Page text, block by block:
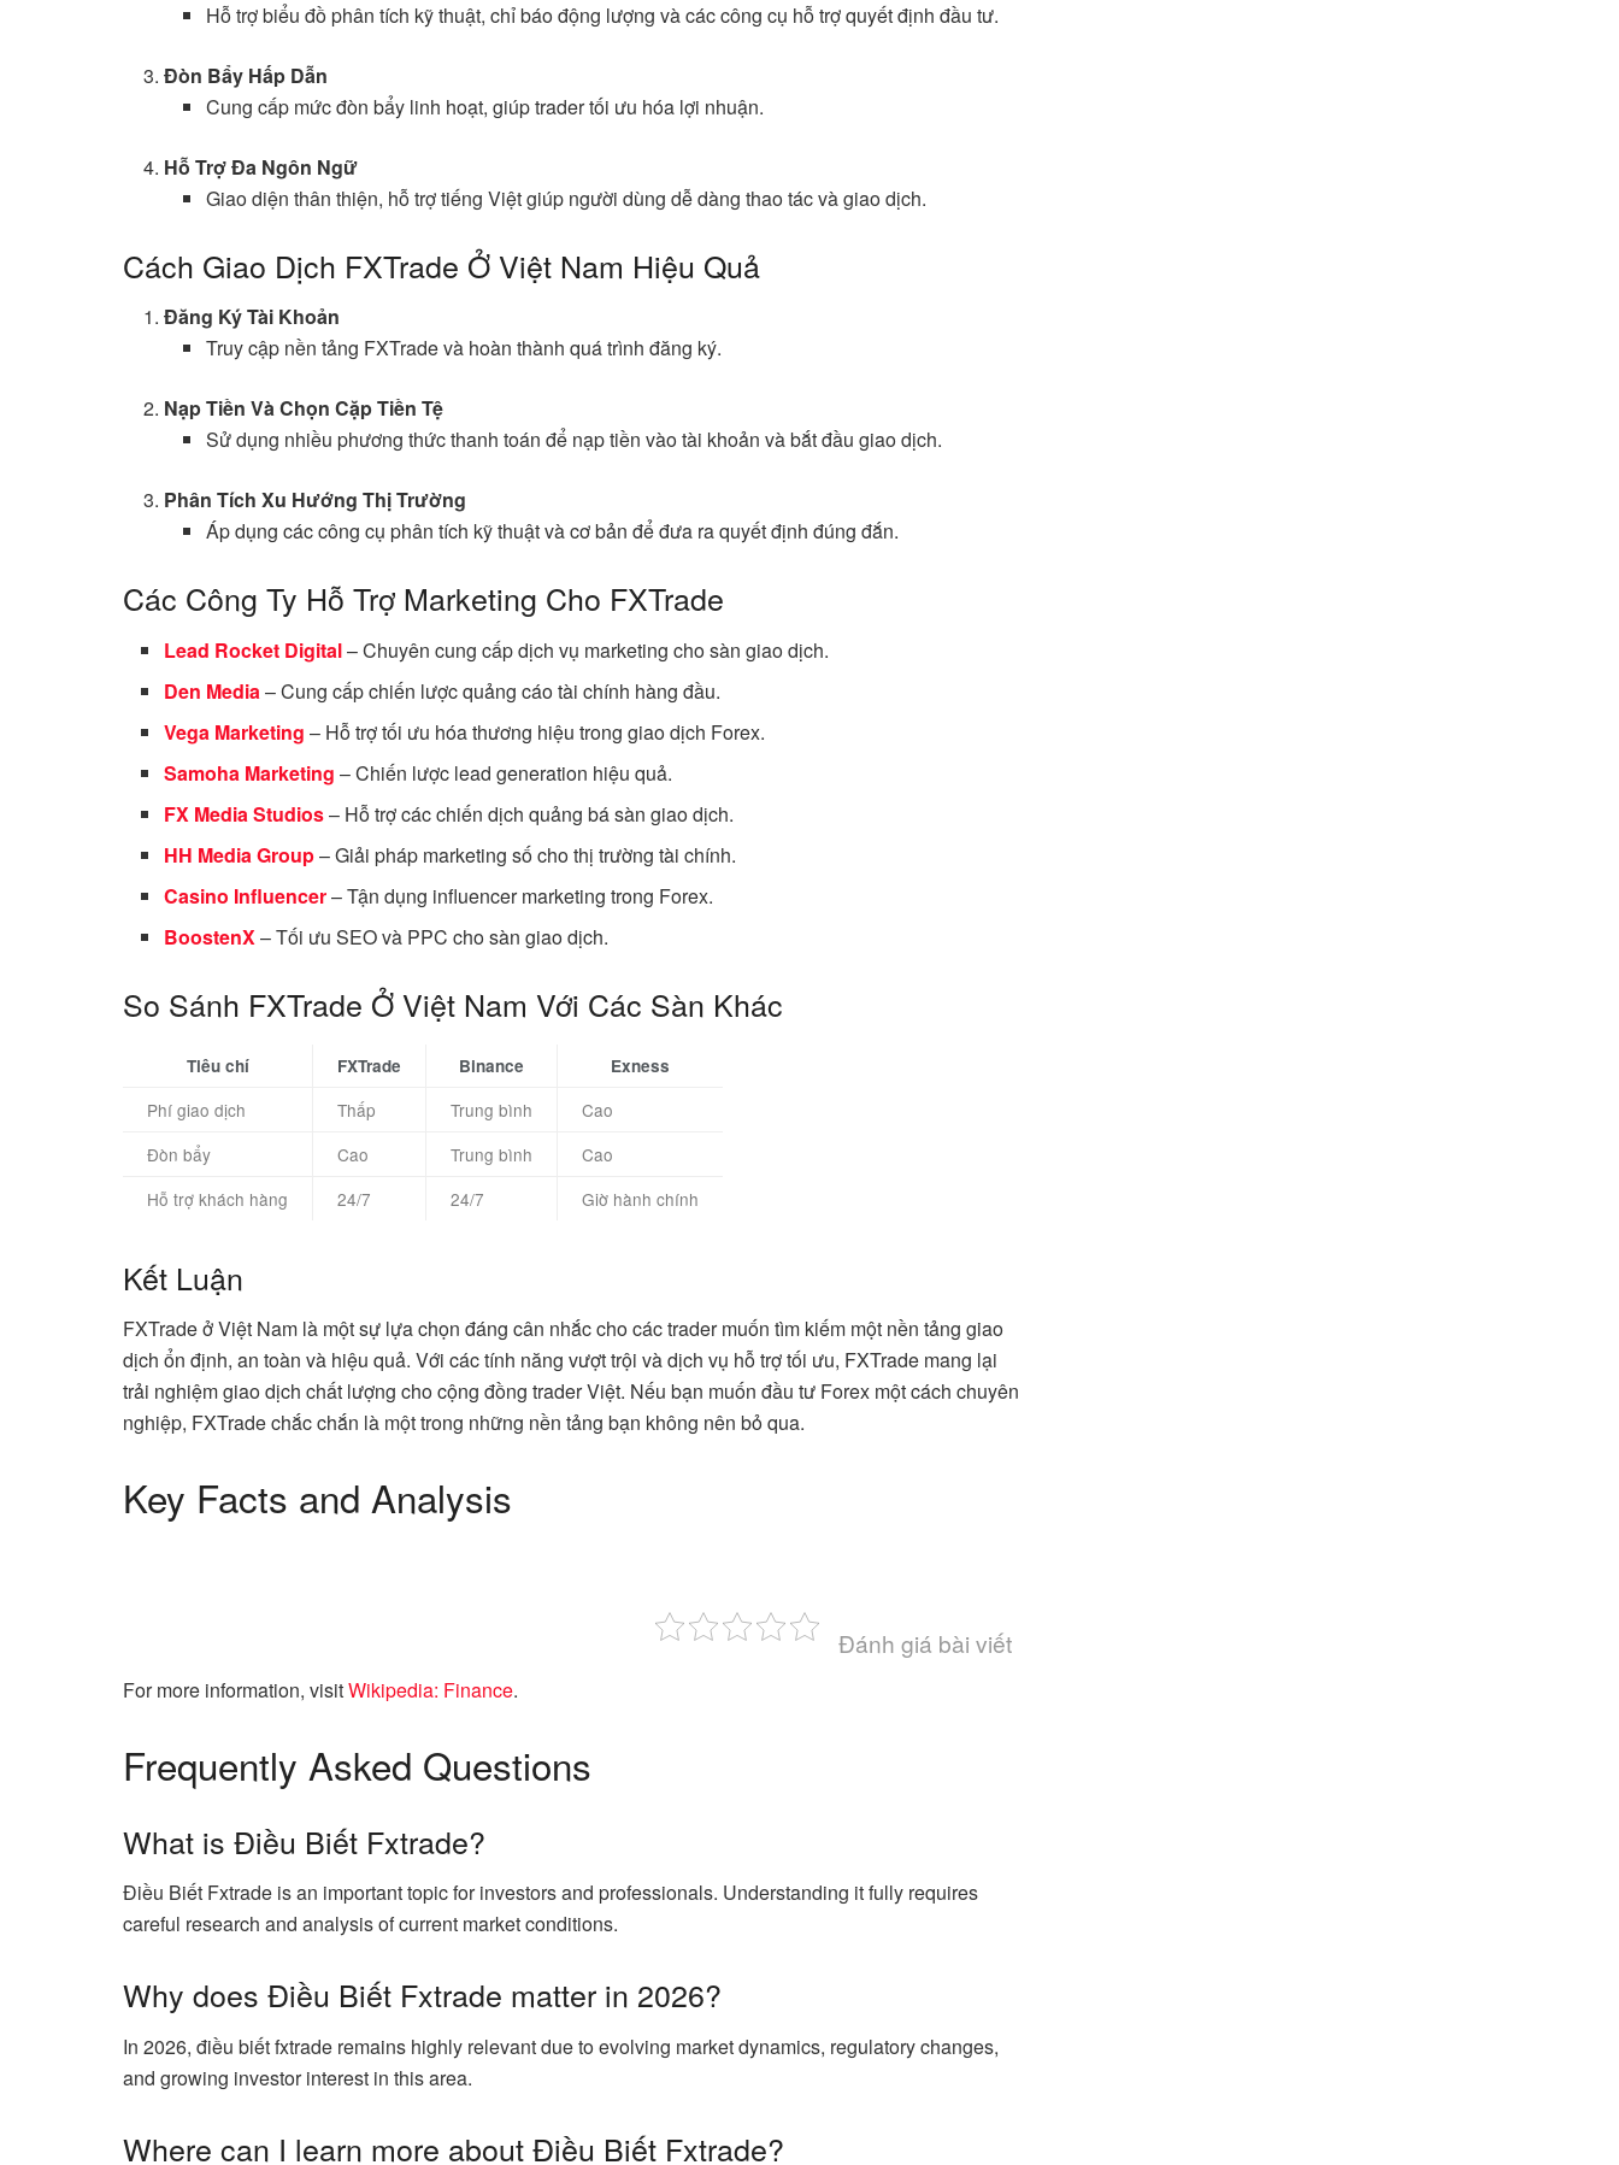
Hỗ trợ biểu đồ phân tích kỹ thuật, chỉ báo động lượng và các công cụ hỗ trợ quyết định đầu tư.
Đòn Bẩy Hấp Dẫn
Cung cấp mức đòn bẩy linh hoạt, giúp trader tối ưu hóa lợi nhuận.
Hỗ Trợ Đa Ngôn Ngữ
Giao diện thân thiện, hỗ trợ tiếng Việt giúp người dùng dễ dàng thao tác và giao dịch.
Cách Giao Dịch FXTrade Ở Việt Nam Hiệu Quả
Đăng Ký Tài Khoản
Truy cập nền tảng FXTrade và hoàn thành quá trình đăng ký.
Nạp Tiền Và Chọn Cặp Tiền Tệ
Sử dụng nhiều phương thức thanh toán để nạp tiền vào tài khoản và bắt đầu giao dịch.
Phân Tích Xu Hướng Thị Trường
Áp dụng các công cụ phân tích kỹ thuật và cơ bản để đưa ra quyết định đúng đắn.
Các Công Ty Hỗ Trợ Marketing Cho FXTrade
Lead Rocket Digital– Chuyên cung cấp dịch vụ marketing cho sàn giao dịch.
Den Media– Cung cấp chiến lược quảng cáo tài chính hàng đầu.
Vega Marketing – Hỗ trợ tối ưu hóa thương hiệu trong giao dịch Forex.
Samoha Marketing – Chiến lược lead generation hiệu quả.
FX Media Studios– Hỗ trợ các chiến dịch quảng bá sàn giao dịch.
HH Media Group– Giải pháp marketing số cho thị trường tài chính.
Casino Influencer– Tận dụng influencer marketing trong Forex.
BoostenX– Tối ưu SEO và PPC cho sàn giao dịch.
So Sánh FXTrade Ở Việt Nam Với Các Sàn Khác
Tiêu chí FXTrade Binance Exness
Phí giao dịch Thấp Trung bình
Cao
Đòn bẩy
Cao Trung bình
Cao
Hỗ trợ khách hàng
24/7 24/7 Giờ hành chính
Kết Luận
FXTrade ở Việt Nam là một sự lựa chọn đáng cân nhắc cho các trader muốn tìm kiếm một nền tảng giao
dịch ổn định, an toàn và hiệu quả. Với các tính năng vượt trội và dịch vụ hỗ trợ tối ưu, FXTrade mang lại
trải nghiệm giao dịch chất lượng cho cộng đồng trader Việt. Nếu bạn muốn đầu tư Forex một cách chuyên
nghiệp, FXTrade chắc chắn là một trong những nền tảng bạn không nên bỏ qua.
Key Facts and Analysis
Đánh giá bài viết
For more information, visitWikipedia: Finance.
Frequently Asked Questions
What is Điều Biết Fxtrade?
Điều Biết Fxtrade is an important topic for investors and professionals. Understanding it fully requires
careful research and analysis of current market conditions.
Why does Điều Biết Fxtrade matter in 2026?
In 2026, điều biết fxtrade remains highly relevant due to evolving market dynamics, regulatory changes,
and growing investor interest in this area.
Where can I learn more about Điều Biết Fxtrade?